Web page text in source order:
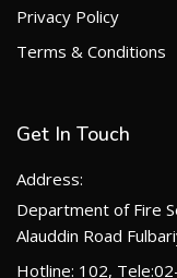
Privacy Policy
Terms & Conditions
Get In Touch
Address:
Department of Fire
Alauddin Road
Hotline: 102,